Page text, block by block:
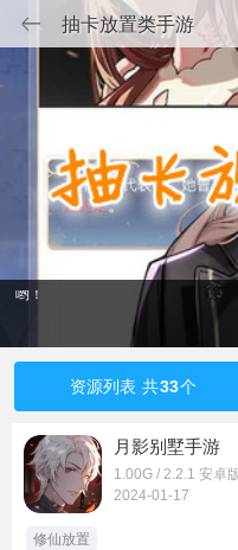
抽卡放置类手游
今天帮助喜欢抽卡放置类手游
玩的抽卡兼顾放置类型的游戏，
的立绘都非常细腻，而且画师都
就比如月影别墅这款经典放置卡
秀的冒险解谜手游，在这里玩家
多有利的信息，寻找事件的起源和
重谜团，开始自己的逆袭之旅。
哟！
资源列表 共33个
月影别墅手游
1.00G / 2.2.1 安卓版
2024-01-17
修仙放置